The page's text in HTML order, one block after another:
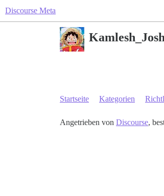
Discourse Meta
Startseite Kategorien
Angetrieben von Discourse,